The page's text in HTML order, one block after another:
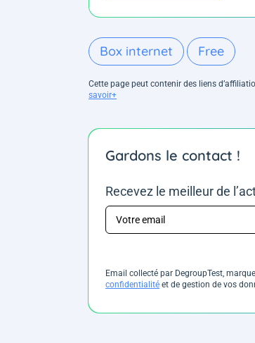
Box internet Free
Cette page peut contenir des liens
savoir+
Gardons le contact !
Recevez le meilleur de
Email collecté par DegroupTest,
confidentialité et de gestion de vos